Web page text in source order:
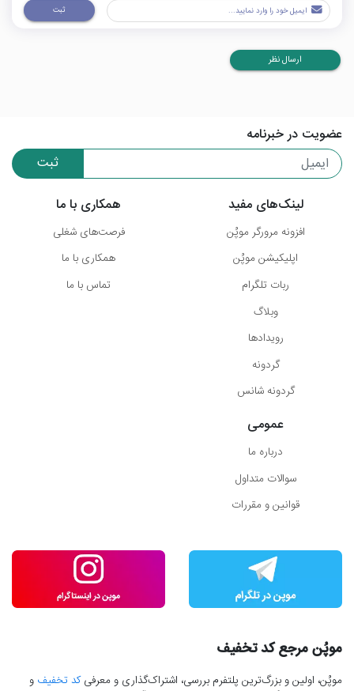
ثبت
ارسال نظر
عضویت در خبرنامه
ثبت
لینک‌های مفید
افزونه مرورگر موپُن
اپلیکیشن موپُن
ربات تلگرام
وبلاگ
رویدادها
گردونه
گردونه شانس
همکاری با ما
فرصت‌های شغلی
همکاری با ما
تماس با ما
عمومی
درباره ما
سوالات متداول
قوانین و مقررات
موپُن مرجع کد تخفیف
موپُن، اولین و بزرگ‌ترین پلتفرم بررسی، اشتراک‌گذاری و معرفیکد تخفیف و